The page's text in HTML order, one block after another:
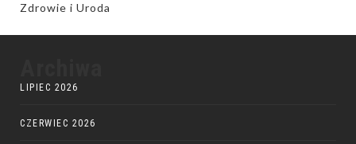
Zdrowie i Uroda
LIPIEC 2026
CZERWIEC 2026